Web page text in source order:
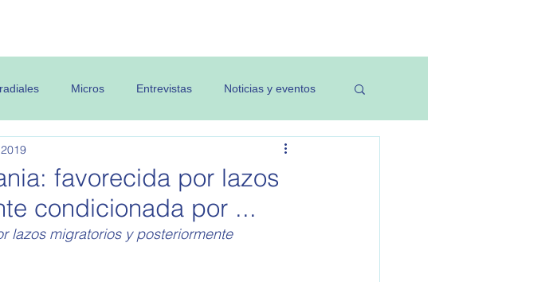
Micros Entrevistas Noticias y eventos
favorecida por lazos
condicionada por ...
lazos migratorios y posteriormente